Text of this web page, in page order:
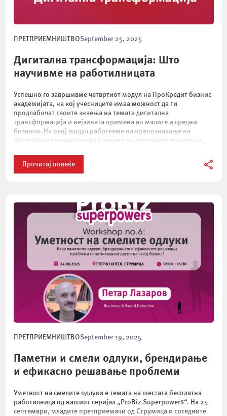
ПРЕТПРИЕМНИШТВОSeptember 25, 2025
Дигитална трансформација: Што
научивме на работилницата
Успешно го завршивме четвртиот модул на ПроКредит бизнис
академијата, на кој учесниците имаа можност да ги
продлабочат своите знаења на темата дигитална
трансформација и нејзината примена во малите и средни
бизниси. На овој модул работевме на препознавање на
дигиталните можности во рамките на деловните процеси и
Прочитај повеќе
ПРЕТПРИЕМНИШТВОSeptember 19, 2025
Паметни и смели одлуки, брендирање
и ефикасно решавање проблеми
Уметност на смелите одлуки е темата на шестата бесплатна
работилница од нашиот серијал „ProBiz Superpowers“. На 24
септември, младите претприемачи од Струмица и соседните